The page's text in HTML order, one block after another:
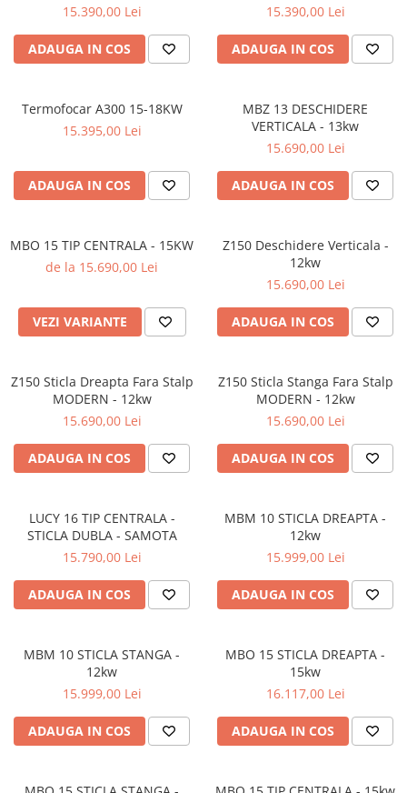
15.390,00 Lei
ADAUGA IN COS
15.390,00 Lei
ADAUGA IN COS
Termofocar A300 15-18KW
15.395,00 Lei
ADAUGA IN COS
MBZ 13 DESCHIDERE
VERTICALA - 13kw
15.690,00 Lei
ADAUGA IN COS
MBO 15 TIP CENTRALA - 15KW
de la 15.690,00 Lei
VEZI VARIANTE
Z150 Deschidere Verticala -
12kw
15.690,00 Lei
ADAUGA IN COS
Z150 Sticla Dreapta Fara Stalp
MODERN - 12kw
15.690,00 Lei
ADAUGA IN COS
Z150 Sticla Stanga Fara Stalp
MODERN - 12kw
15.690,00 Lei
ADAUGA IN COS
LUCY 16 TIP CENTRALA -
STICLA DUBLA - SAMOTA
15.790,00 Lei
ADAUGA IN COS
MBM 10 STICLA DREAPTA -
12kw
15.999,00 Lei
ADAUGA IN COS
MBM 10 STICLA STANGA -
12kw
15.999,00 Lei
ADAUGA IN COS
MBO 15 STICLA DREAPTA -
15kw
16.117,00 Lei
ADAUGA IN COS